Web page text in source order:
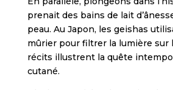
prenait des bains de lait
peau. Au Japon, les geishas
mûrier pour filtrer la lumière sur
récits illustrent la quête
cutané.